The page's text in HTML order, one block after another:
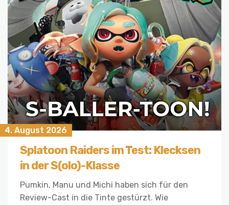
4. August 2026
Splatoon Raiders im Test: Klecksen
in der S(olo)-Klasse
Pumkin, Manu und Michi haben sich für den
Review-Cast in die Tinte gestürzt. Wie